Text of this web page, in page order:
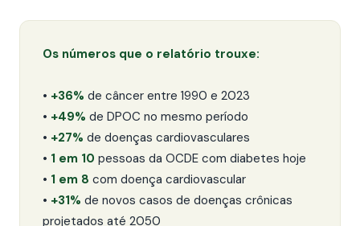
Os números que o relatório trouxe:
• +36% de câncer entre 1990 e 2023
• +49% de DPOC no mesmo período
• +27% de doenças cardiovasculares
• 1 em 10 pessoas da OCDE com diabetes hoje
• 1 em 8 com doença cardiovascular
• +31% de novos casos de doenças crônicas
projetados até 2050